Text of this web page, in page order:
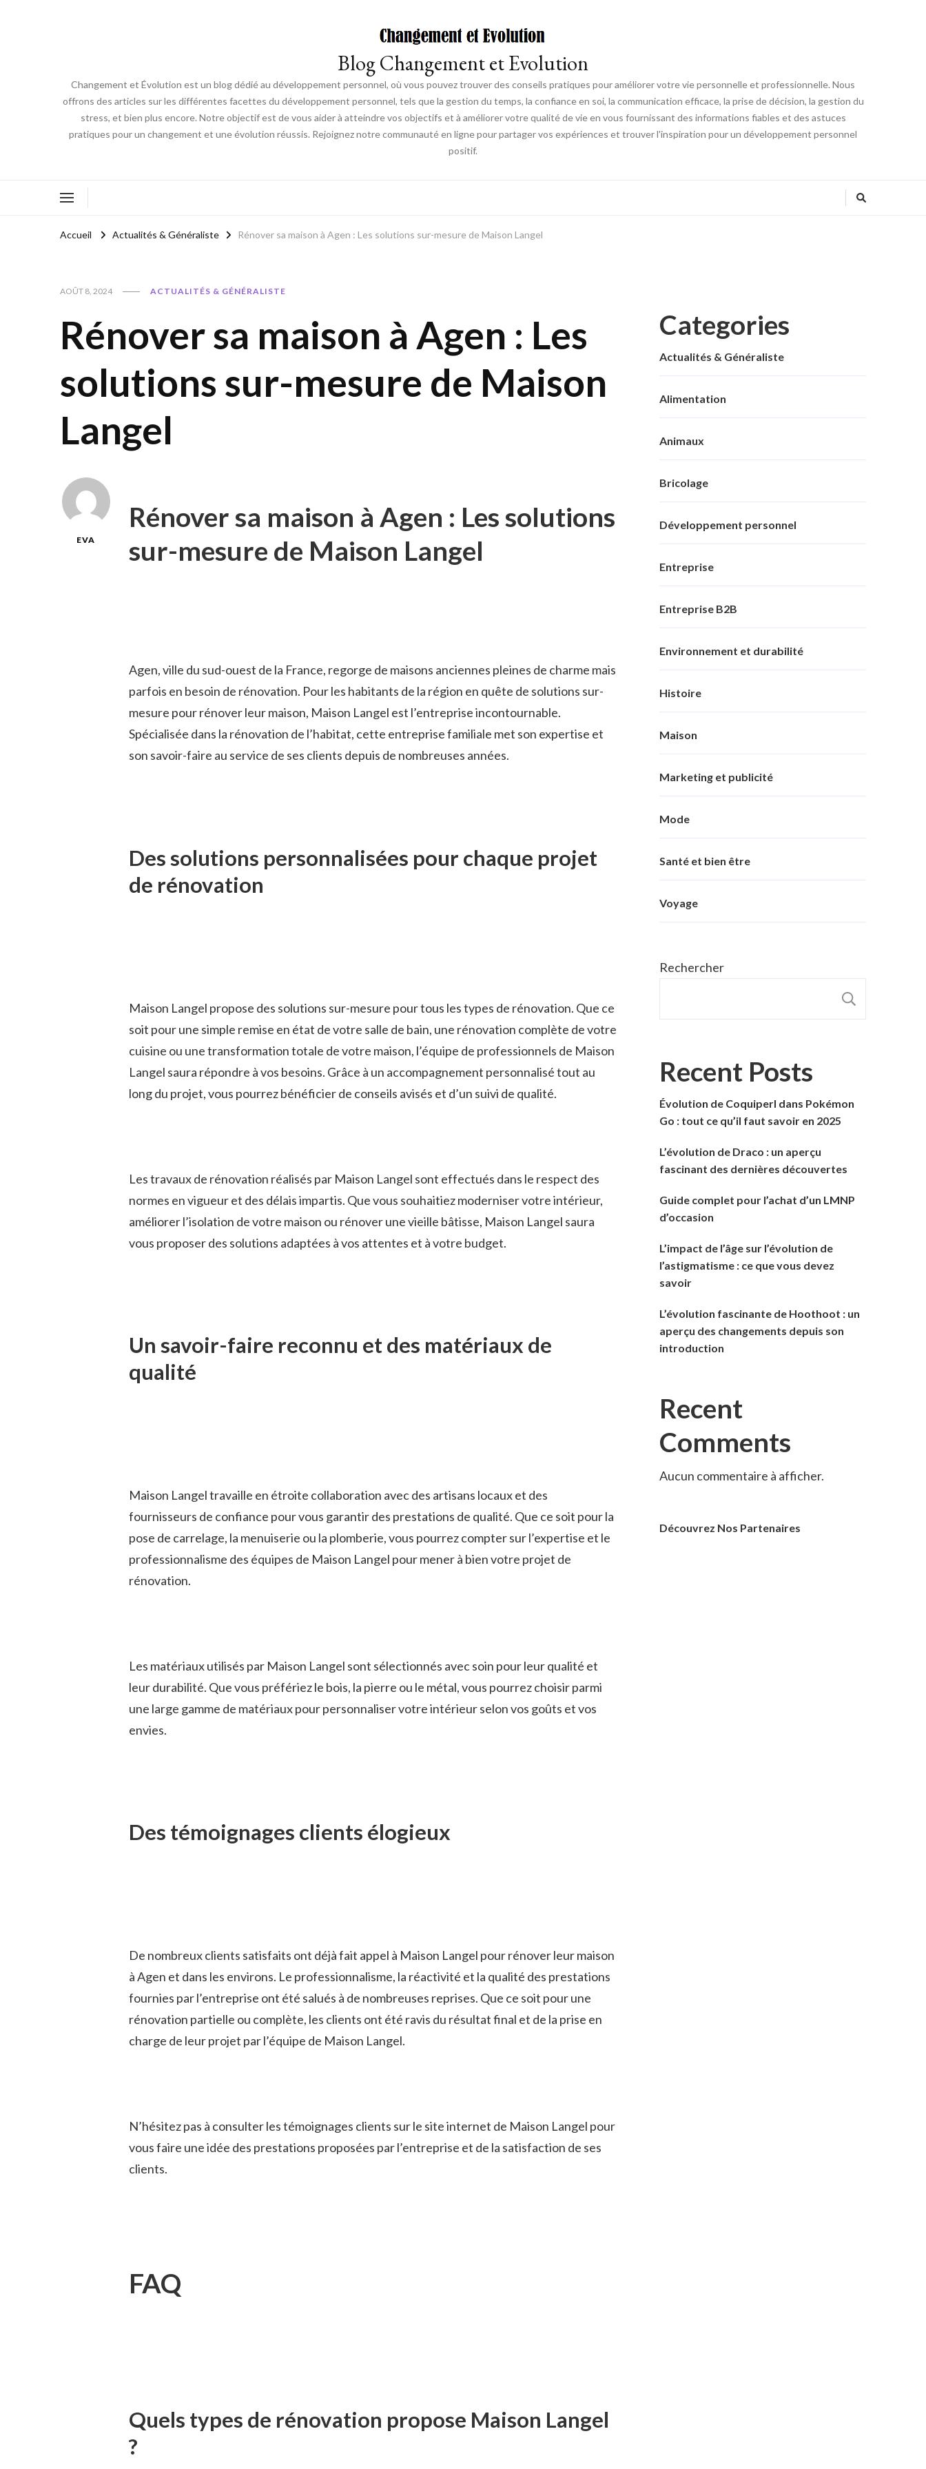
Blog Changement et Evolution
Changement et Évolution est un blog dédié au développement personnel, où vous pouvez trouver des conseils pratiques pour améliorer votre vie personnelle et professionnelle. Nous
offrons des articles sur les différentes facettes du développement personnel, tels que la gestion du temps, la confiance en soi, la communication efficace, la prise de décision, la gestion du
stress, et bien plus encore. Notre objectif est de vous aider à atteindre vos objectifs et à améliorer votre qualité de vie en vous fournissant des informations fiables et des astuces
pratiques pour un changement et une évolution réussis. Rejoignez notre communauté en ligne pour partager vos expériences et trouver l'inspiration pour un développement personnel
positif.
Accueil Actualités & Généraliste Rénover sa maison à Agen : Les solutions sur-mesure de Maison Langel
AOÛT 8, 2024 ACTUALITÉS & GÉNÉRALISTE
Rénover sa maison à Agen : Les
solutions sur-mesure de Maison
Langel
EVA
Rénover sa maison à Agen : Les solutions
sur-mesure de Maison Langel
Agen, ville du sud-ouest de la France, regorge de maisons anciennes pleines de charme mais
parfois en besoin de rénovation. Pour les habitants de la région en quête de solutions sur-
mesure pour rénover leur maison, Maison Langel est l’entreprise incontournable.
Spécialisée dans la rénovation de l’habitat, cette entreprise familiale met son expertise et
son savoir-faire au service de ses clients depuis de nombreuses années.
Des solutions personnalisées pour chaque projet
de rénovation
Maison Langel propose des solutions sur-mesure pour tous les types de rénovation. Que ce
soit pour une simple remise en état de votre salle de bain, une rénovation complète de votre
cuisine ou une transformation totale de votre maison, l’équipe de professionnels de Maison
Langel saura répondre à vos besoins. Grâce à un accompagnement personnalisé tout au
long du projet, vous pourrez bénéficier de conseils avisés et d’un suivi de qualité.
Les travaux de rénovation réalisés par Maison Langel sont effectués dans le respect des
normes en vigueur et des délais impartis. Que vous souhaitiez moderniser votre intérieur,
améliorer l’isolation de votre maison ou rénover une vieille bâtisse, Maison Langel saura
vous proposer des solutions adaptées à vos attentes et à votre budget.
Un savoir-faire reconnu et des matériaux de
qualité
Maison Langel travaille en étroite collaboration avec des artisans locaux et des
fournisseurs de confiance pour vous garantir des prestations de qualité. Que ce soit pour la
pose de carrelage, la menuiserie ou la plomberie, vous pourrez compter sur l’expertise et le
professionnalisme des équipes de Maison Langel pour mener à bien votre projet de
rénovation.
Les matériaux utilisés par Maison Langel sont sélectionnés avec soin pour leur qualité et
leur durabilité. Que vous préfériez le bois, la pierre ou le métal, vous pourrez choisir parmi
une large gamme de matériaux pour personnaliser votre intérieur selon vos goûts et vos
envies.
Des témoignages clients élogieux
De nombreux clients satisfaits ont déjà fait appel à Maison Langel pour rénover leur maison
à Agen et dans les environs. Le professionnalisme, la réactivité et la qualité des prestations
fournies par l’entreprise ont été salués à de nombreuses reprises. Que ce soit pour une
rénovation partielle ou complète, les clients ont été ravis du résultat final et de la prise en
charge de leur projet par l’équipe de Maison Langel.
N’hésitez pas à consulter les témoignages clients sur le site internet de Maison Langel pour
vous faire une idée des prestations proposées par l’entreprise et de la satisfaction de ses
clients.
FAQ
Quels types de rénovation propose Maison Langel
?
Categories
Actualités & Généraliste
Alimentation
Animaux
Bricolage
Développement personnel
Entreprise
Entreprise B2B
Environnement et durabilité
Histoire
Maison
Marketing et publicité
Mode
Santé et bien être
Voyage
Rechercher
Recent Posts
Évolution de Coquiperl dans Pokémon
Go : tout ce qu’il faut savoir en 2025
L’évolution de Draco : un aperçu
fascinant des dernières découvertes
Guide complet pour l’achat d’un LMNP
d’occasion
L’impact de l’âge sur l’évolution de
l’astigmatisme : ce que vous devez
savoir
L’évolution fascinante de Hoothoot : un
aperçu des changements depuis son
introduction
Recent
Comments
Aucun commentaire à afficher.
Découvrez Nos Partenaires